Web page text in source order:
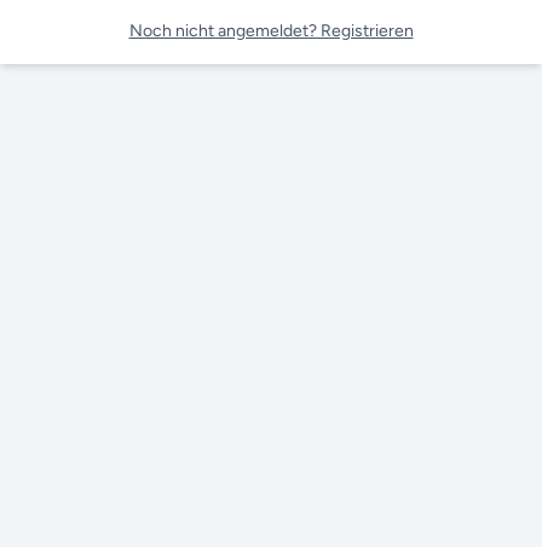
Noch nicht angemeldet? Registrieren